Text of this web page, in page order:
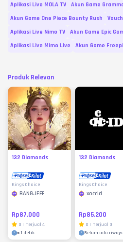
Aplikasi Live MOLA TV
Akun Game
Akun Game One Piece Bounty Rush
Aplikasi Live Nimo TV
Akun Game Epic
Aplikasi Live Mimo Live
Akun Game
Produk Relevan
132 Diamonds
Kings Choice
BANGJEFF
Rp87.000
0 | Terjual 4
±1 detik
132 Diamonds
Kings Choice
xoccid
Rp85.200
0 | Terjual 0
Belum ada